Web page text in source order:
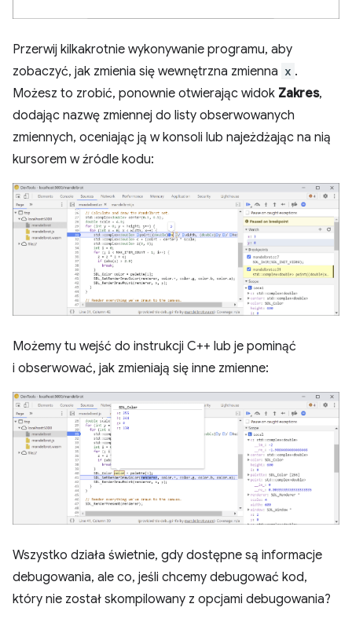
Przerwij kilkakrotnie wykonywanie programu, aby
zobaczyć, jak zmienia się wewnętrzna zmienna x .
Możesz to zrobić, ponownie otwierając widok Zakres,
dodając nazwę zmiennej do listy obserwowanych
zmiennych, oceniając ją w konsoli lub najeżdżając na nią
kursorem w źródle kodu:
Możemy tu wejść do instrukcji C++ lub je pominąć
i obserwować, jak zmieniają się inne zmienne:
Wszystko działa świetnie, gdy dostępne są informacje
debugowania, ale co, jeśli chcemy debugować kod,
który nie został skompilowany z opcjami debugowania?